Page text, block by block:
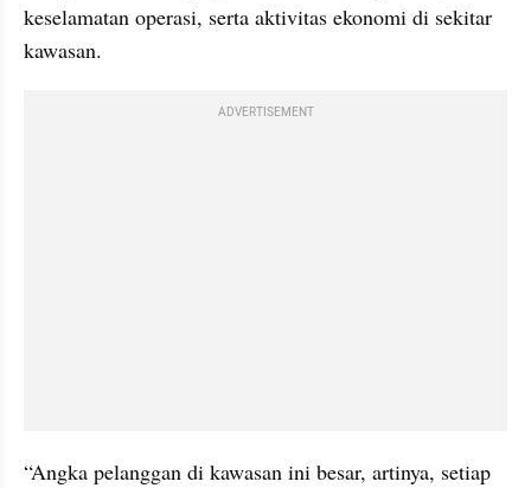
keselamatan operasi, serta aktivitas ekonomi di sekitar
kawasan.
ADVERTISEMENT
“Angka pelanggan di kawasan ini besar, artinya, setiap